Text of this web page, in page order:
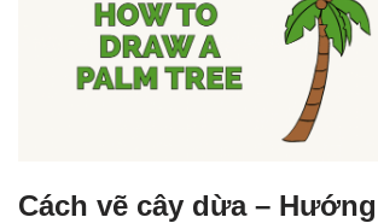
Cách vẽ cây dừa –